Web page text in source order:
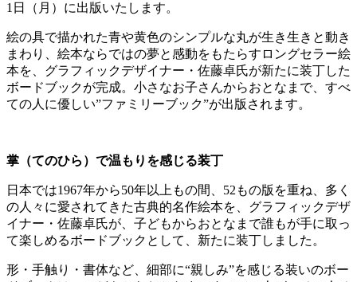
1日（月）に出版いたします。
絵の具で描かれた青や黄色のシンプルな丸が生き生きと動き
まわり、絵本ならではの夢と感動をもたらすロングセラー絵
本を、グラフィックデザイナー・佐藤卓氏が新たに装丁した
ボードブックが完成。小さなお子さんからおとなまで、すべ
ての人に優しい”ファミリーブック”が出版されます。
掌（てのひら）で温もりを感じる装丁
日本では1967年から50年以上もの間、52もの版を重ね、多く
の人々に愛されてきた古典的名作絵本を、グラフィックデザ
イナー・佐藤卓氏が、子どもからおとなまで誰もが手に取っ
て楽しめるボードブックとして、新たに装丁しました。
形・手触り・書体など、細部に“親しみ”を感じる装いのボー